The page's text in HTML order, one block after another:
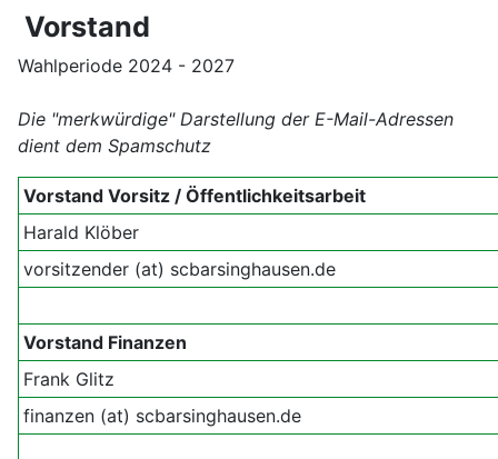
Vorstand
Wahlperiode 2024 - 2027
Die "merkwürdige" Darstellung der E-Mail-Adressen
dient dem Spamschutz
Vorstand Vorsitz / Öffentlichkeitsarbeit
Harald Klöber
vorsitzender (at) scbarsinghausen.de
Vorstand Finanzen
Frank Glitz
finanzen (at) scbarsinghausen.de